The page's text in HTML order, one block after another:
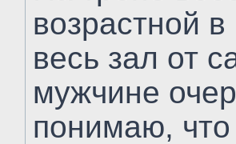
возрастной
весь зал от
мужчине
понимаю, что